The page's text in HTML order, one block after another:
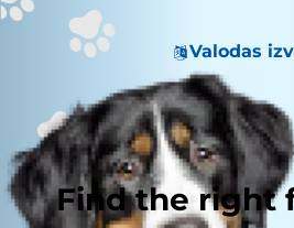
Valodas
Find the right